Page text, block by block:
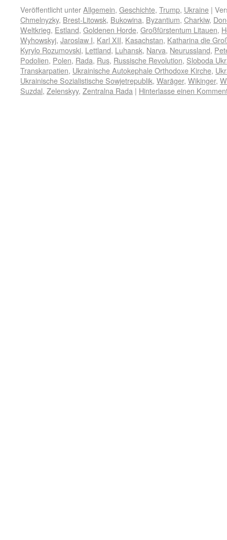
Veröffentlicht unterAllgemein, Geschichte, Trump, Ukraine |
Chmelnyzky, Brest-Litowsk, Bukowina, Byzantium, Charkiw,
Weltkrieg, Estland, Goldenen Horde, Großfürstentum Litauen,
Wyhowskyj, Jaroslaw I, Karl XII, Kasachstan, Katharina die
Kyrylo Rozumovski, Lettland, Luhansk, Narva, Neurussland,
Podolien, Polen, Rada, Rus, Russische Revolution, Sloboda
Transkarpatien, Ukrainische Autokephale Orthodoxe Kirche,
Ukrainische Sozialistische Sowjetrepublik, Waräger, Wikinger,
Suzdal, Zelenskyy, Zentralna Rada | Hinterlasse einen